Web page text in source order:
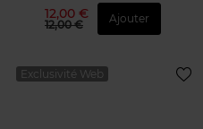
12,00 €
12,00 € Ajouter
Exclusivité Web